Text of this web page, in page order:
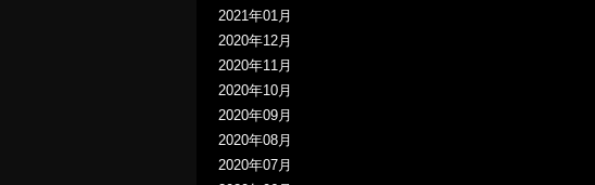
2021年01月
2020年12月
2020年11月
2020年10月
2020年09月
2020年08月
2020年07月